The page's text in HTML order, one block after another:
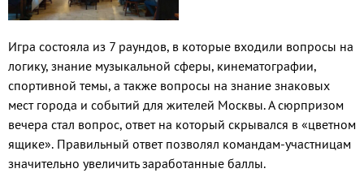
Игра состояла из 7 раундов, в которые входили вопросы на
логику, знание музыкальной сферы, кинематографии,
спортивной темы, а также вопросы на знание знаковых
мест города и событий для жителей Москвы. А сюрпризом
вечера стал вопрос, ответ на который скрывался в «цветном
ящике». Правильный ответ позволял командам-участницам
значительно увеличить заработанные баллы.